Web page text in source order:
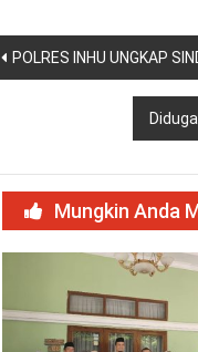
Navigasi
POLRES INHU UNGKAP
Mungkin Anda